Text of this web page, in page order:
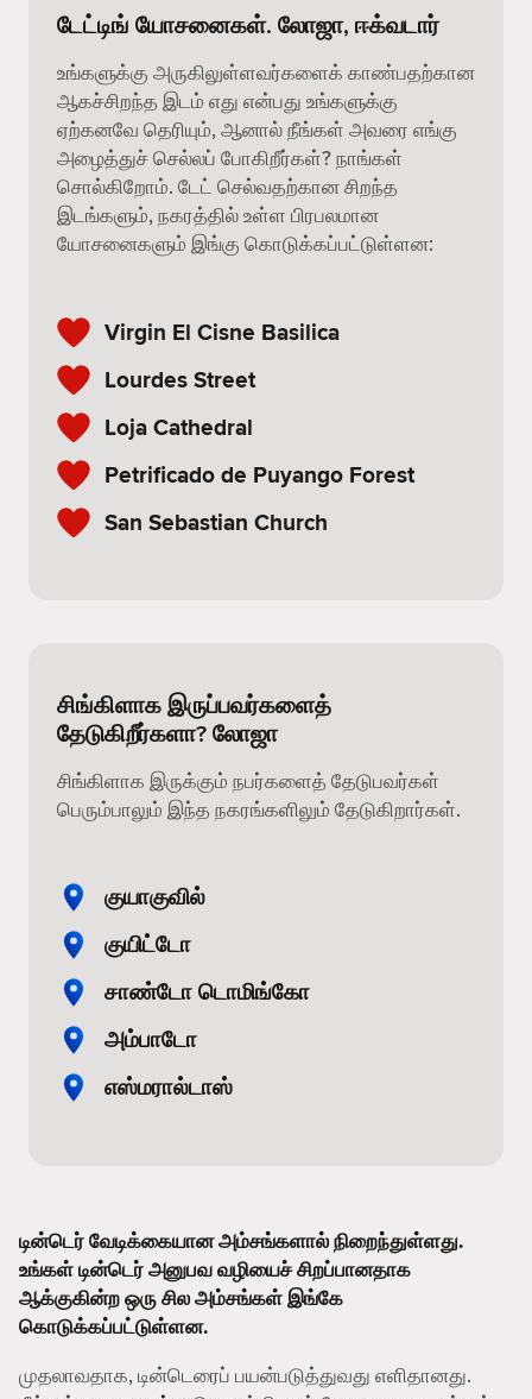
டேட்டிங் யோசனைகள். லோஜா, ஈக்வடார்
உங்களுக்கு அருகிலுள்ளவர்களைக் காண்பதற்கான
ஆகச்சிறந்த இடம் எது என்பது உங்களுக்கு
ஏற்கனவே தெரியும், ஆனால் நீங்கள் அவரை எங்கு
அழைத்துச் செல்லப் போகிறீர்கள்? நாங்கள்
சொல்கிறோம். டேட் செல்வதற்கான சிறந்த
இடங்களும், நகரத்தில் உள்ள பிரபலமான
யோசனைகளும் இங்கு கொடுக்கப்பட்டுள்ளன:
Virgin El Cisne Basilica
Lourdes Street
Loja Cathedral
Petrificado de Puyango Forest
San Sebastian Church
சிங்கிளாக இருப்பவர்களைத்
தேடுகிறீர்களா? லோஜா
சிங்கிளாக இருக்கும் நபர்களைத் தேடுபவர்கள்
பெரும்பாலும் இந்த நகரங்களிலும் தேடுகிறார்கள்.
குயாகுவில்
குயிட்டோ
சாண்டோ டொமிங்கோ
அம்பாடோ
எஸ்மரால்டாஸ்
டின்டெர் வேடிக்கையான அம்சங்களால் நிறைந்துள்ளது.
உங்கள் டின்டெர் அனுபவ வழியைச் சிறப்பானதாக
ஆக்குகின்ற ஒரு சில அம்சங்கள் இங்கே
கொடுக்கப்பட்டுள்ளன.
முதலாவதாக, டின்டெரைப் பயன்படுத்துவது எளிதானது.